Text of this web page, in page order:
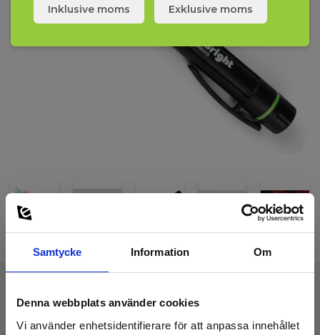
Samtycke Information Om
Denna webbplats använder cookies
Vi använder enhetsidentifierare för att anpassa innehållet
från 20VAC ända upp till 1000VAC. Mätspetsen är smart utformad
bröstfickan.
VoltStick® Bright levereras inkl. batterier och svensk manual.
Tekniska Data:
Inklusive moms Exklusive moms